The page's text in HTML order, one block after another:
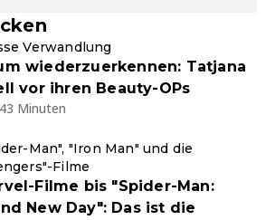
Verwandlung
wiederzuerkennen: Tatjana
vor ihren Beauty-OPs
Minuten
Man", "Iron Man" und die
Filme
Filme bis "Spider-Man:
New Day": Das ist die